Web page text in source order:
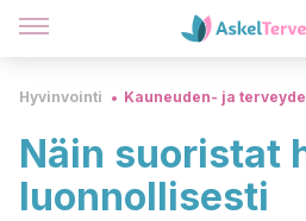
Hyvinvointi Kauneuden- ja
Näin suoristat
luonnollisesti